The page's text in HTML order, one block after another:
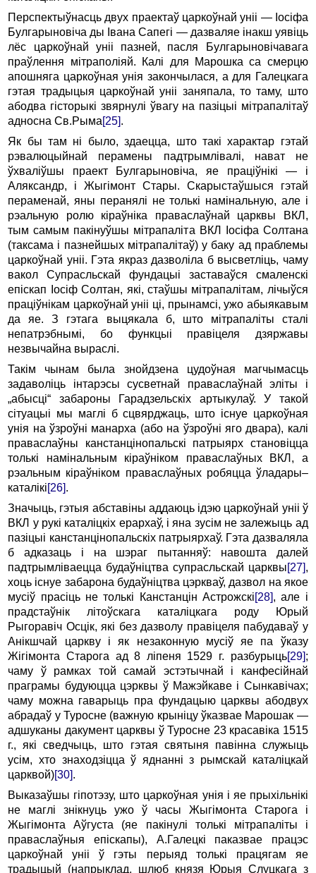
Перспектыўнасць двух праектаў царкоўнай уніі — Іосіфа
Булгарыновіча ды Івана Сапегі — дазваляе інакш уявіць
лёс царкоўнай уніі пазней, пасля Булгарыновічавага
праўлення мітраполіяй. Калі для Марошка са смерцю
апошняга царкоўная унія закончылася, а для Галецкага
гэтая традыцыя царкоўнай уніі заняпала, то таму, што
абодва гісторыкі звярнулі ўвагу на пазіцыі мітрапалітаў
адносна Св.Рыма[25].
Як бы там ні было, здаецца, што такі характар гэтай
рэвалюцыйнай перамены падтрымлівалі, нават не
ўхваліўшы праект Булгарыновіча, яе праціўнікі — і
Аляксандр, і Жыгімонт Стары. Скарыстаўшыся гэтай
пераменай, яны перанялі не толькі намінальную, але і
рэальную ролю кіраўніка праваслаўнай царквы ВКЛ,
тым самым пакінуўшы мітрапаліта ВКЛ Іосіфа Солтана
(таксама і пазнейшых мітрапалітаў) у баку ад праблемы
царкоўнай уніі. Гэта якраз дазволіла б высветліць, чаму
вакол Супрасльскай фундацыі заставаўся смаленскі
епіскап Іосіф Солтан, які, стаўшы мітрапалітам, лічыўся
праціўнікам царкоўнай уніі ці, прынамсі, ужо абыякавым
да яе. З гэтага выцякала б, што мітрапаліты сталі
непатрэбнымі, бо функцыі правіцеля дзяржавы
незвычайна выраслі.
Такім чынам была знойдзена цудоўная магчымасць
задаволіць інтарэсы сусветнай праваслаўнай эліты і
„абысці“ забароны Гарадзельскіх артыкулаў. У такой
сітуацыі мы маглі б сцвярджаць, што існуе царкоўная
унія на ўзроўні манарха (або на ўзроўні яго двара), калі
праваслаўны канстанцінопальскі патрыярх становіцца
толькі намінальным кіраўніком праваслаўных ВКЛ, а
рэальным кіраўніком праваслаўных робяцца ўладары–
каталікі[26].
Значыць, гэтыя абставіны аддаюць ідэю царкоўнай уніі ў
ВКЛ у рукі каталіцкіх ерархаў, і яна зусім не залежыць ад
пазіцыі канстанцінопальскіх патрыярхаў. Гэта дазваляла
б адказаць і на шэраг пытанняў: навошта далей
падтрымліваецца будаўніцтва супрасльскай царквы[27],
хоць існуе забарона будаўніцтва цэркваў, дазвол на якое
мусіў прасіць не толькі Канстанцін Астрожскі[28], але і
прадстаўнік літоўскага каталіцкага роду Юрый
Рыгоравіч Осцік, які без дазволу правіцеля пабудаваў у
Анікшчай царкву і як незаконную мусіў яе па ўказу
Жігімонта Старога ад 8 ліпеня 1529 г. разбурыць[29];
чаму ў рамках той самай эстэтычнай і канфесійнай
праграмы будуюцца цэрквы ў Мажэйкаве і Сынкавічах;
чаму можна гаварыць пра фундацыю царквы абодвух
абрадаў у Туросне (важную крыніцу ўказвае Марошак —
адшуканы дакумент царквы ў Туросне 23 красавіка 1515
г., які сведчыць, што гэтая святыня павінна служыць
усім, хто знаходзіцца ў яднанні з рымскай каталіцкай
царквой)[30].
Выказаўшы гіпотэзу, што царкоўная унія і яе прыхільнікі
не маглі знікнуць ужо ў часы Жыгімонта Старога і
Жыгімонта Аўгуста (яе пакінулі толькі мітрапаліты і
праваслаўныя епіскапы), А.Галецкі паказвае працэс
царкоўнай уніі ў гэты перыяд толькі працягам яе
традыцый (напрыклад, шлюб князя Юрыя Слуцкага з